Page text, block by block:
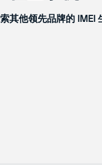
其他领先品牌的 IMEI